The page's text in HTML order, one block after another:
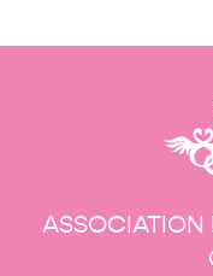
ASSOCIATION